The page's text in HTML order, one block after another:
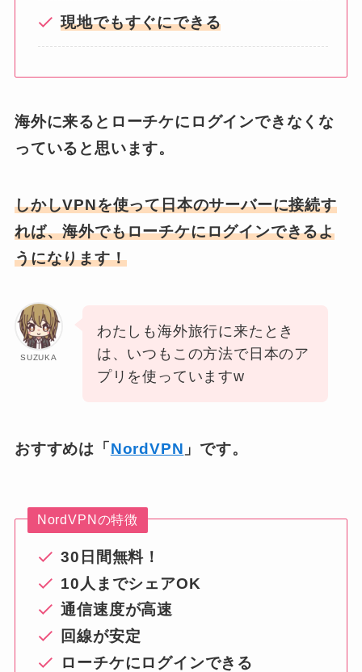
現地でもすぐにできる
海外に来るとローチケにログインできなくな
っていると思います。
しかしVPNを使って日本のサーバーに接続す
れば、海外でもローチケにログインできるよ
うになります！
SUZUKA
わたしも海外旅行に来たとき
は、いつもこの方法で日本のア
プリを使っていますw
おすすめは「 NordVPN 」です。
NordVPNの特徴
30日間無料！
10人までシェアOK
通信速度が高速
回線が安定
ローチケにログインできる